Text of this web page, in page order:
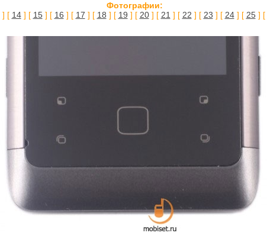
Фотографии:
] [ 14] [ 15] [ 16 ] [ 17 ] [ 18 ] [ 19 ] [ 20] [ 21 ] [ 22 ] [ 23 ] [ 24] [ 25] [